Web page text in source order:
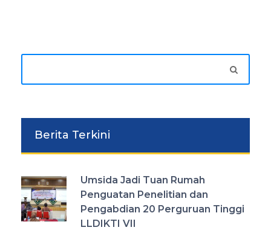
Berita Terkini
Umsida Jadi Tuan Rumah
Penguatan Penelitian dan
Pengabdian 20 Perguruan Tinggi
LLDIKTI VII